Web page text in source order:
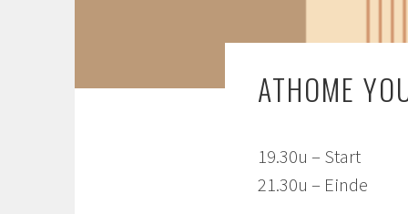
ATHOME
19.30u – Start
21.30u – Einde